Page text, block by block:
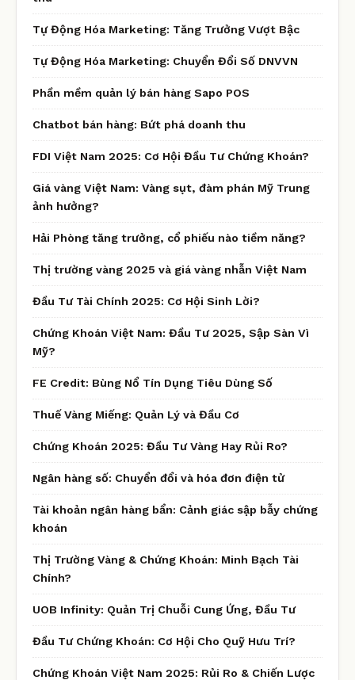
Tự Động Hóa Marketing: Tăng Trưởng Vượt Bậc
Tự Động Hóa Marketing: Chuyển Đổi Số DNVVN
Phần mềm quản lý bán hàng Sapo POS
Chatbot bán hàng: Bứt phá doanh thu
FDI Việt Nam 2025: Cơ Hội Đầu Tư Chứng Khoán?
Giá vàng Việt Nam: Vàng sụt, đàm phán Mỹ Trung
ảnh hưởng?
Hải Phòng tăng trưởng, cổ phiếu nào tiềm năng?
Thị trường vàng 2025 và giá vàng nhẫn Việt Nam
Đầu Tư Tài Chính 2025: Cơ Hội Sinh Lời?
Chứng Khoán Việt Nam: Đầu Tư 2025, Sập Sàn Vì
Mỹ?
FE Credit: Bùng Nổ Tín Dụng Tiêu Dùng Số
Thuế Vàng Miếng: Quản Lý và Đầu Cơ
Chứng Khoán 2025: Đầu Tư Vàng Hay Rủi Ro?
Ngân hàng số: Chuyển đổi và hóa đơn điện tử
Tài khoản ngân hàng bẩn: Cảnh giác sập bẫy chứng
khoán
Thị Trường Vàng & Chứng Khoán: Minh Bạch Tài
Chính?
UOB Infinity: Quản Trị Chuỗi Cung Ứng, Đầu Tư
Đầu Tư Chứng Khoán: Cơ Hội Cho Quỹ Hưu Trí?
Chứng Khoán Việt Nam 2025: Rủi Ro & Chiến Lược